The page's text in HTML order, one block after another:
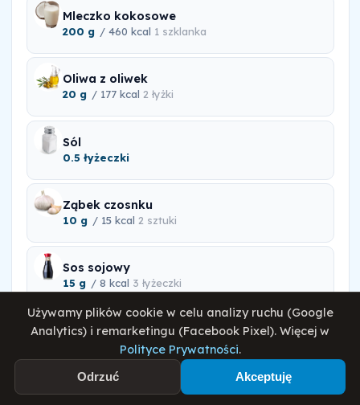
Mleczko kokosowe
200 g / 460 kcal 1 szklanka
Oliwa z oliwek
20 g / 177 kcal 2 łyżki
Sól
0.5 łyżeczki
Ząbek czosnku
10 g / 15 kcal 2 sztuki
Sos sojowy
15 g / 8 kcal 3 łyżeczki
Imbir mielony
/ 34 kcal1 łyżka
Papryka czerwona
Używamy plików cookie w celu analizy ruchu (Google
Analytics) i remarketingu (Facebook Pixel). Więcej w
Polityce Prywatności.
Odrzuć Akceptuję